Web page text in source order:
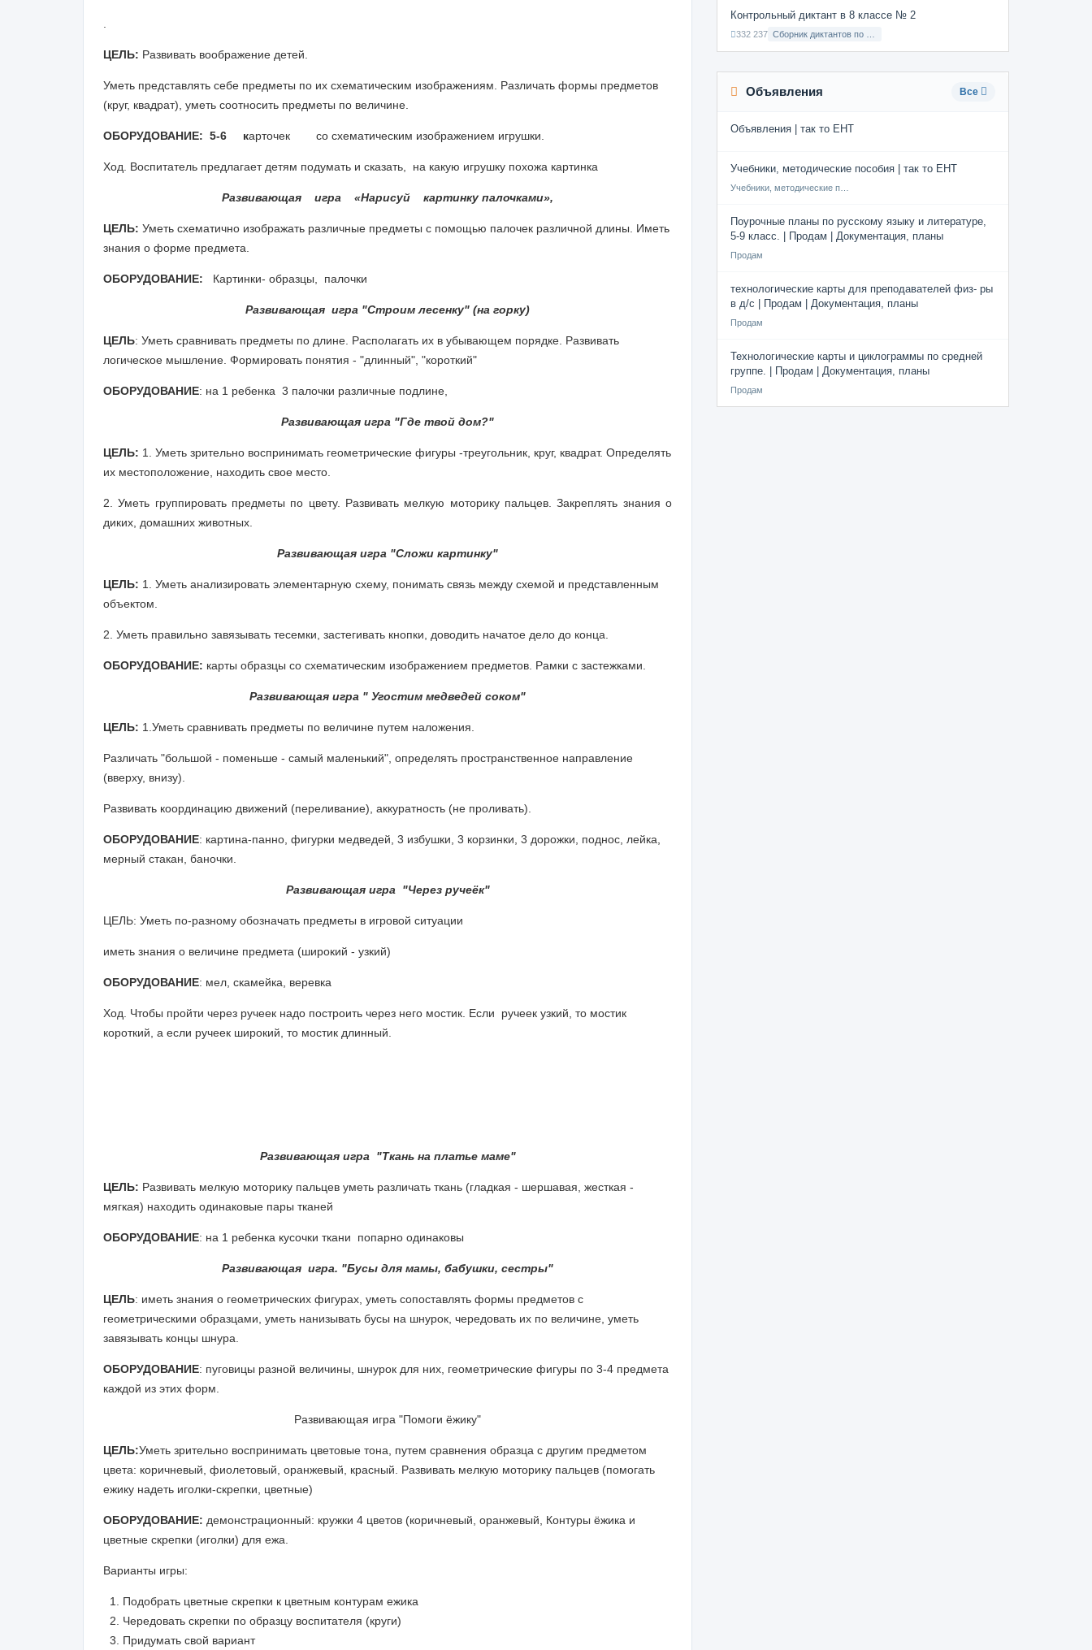
ЦЕЛЬ: Развивать воображение детей.
Уметь представлять себе предметы по их схематическим изображениям. Различать формы предметов
(круг, квадрат), уметь соотносить предметы по величине.
ОБОРУДОВАНИЕ: 5-6 карточек со схематическим изображением игрушки.
Ход. Воспитатель предлагает детям подумать и сказать, на какую игрушку похожа картинка
Развивающая игра «Нарисуй картинку палочками»,
ЦЕЛЬ: Уметь схематично изображать различные предметы с помощью палочек различной длины. Иметь
знания о форме предмета.
ОБОРУДОВАНИЕ: Картинки- образцы, палочки
Развивающая игра "Строим лесенку" (на горку)
ЦЕЛЬ: Уметь сравнивать предметы по длине. Располагать их в убывающем порядке. Развивать
логическое мышление. Формировать понятия - "длинный", "короткий"
ОБОРУДОВАНИЕ: на 1 ребенка 3 палочки различные подлине,
Развивающая игра "Где твой дом?"
ЦЕЛЬ: 1. Уметь зрительно воспринимать геометрические фигуры -треугольник, круг, квадрат. Определять
их местоположение, находить свое место.
2. Уметь группировать предметы по цвету. Развивать мелкую моторику пальцев. Закреплять знания о
диких, домашних животных.
Развивающая игра "Сложи картинку"
ЦЕЛЬ: 1. Уметь анализировать элементарную схему, понимать связь между схемой и представленным
объектом.
2. Уметь правильно завязывать тесемки, застегивать кнопки, доводить начатое дело до конца.
ОБОРУДОВАНИЕ: карты образцы со схематическим изображением предметов. Рамки с застежками.
Развивающая игра " Угостим медведей соком"
ЦЕЛЬ: 1.Уметь сравнивать предметы по величине путем наложения.
Различать "большой - поменьше - самый маленький", определять пространственное направление
(вверху, внизу).
Развивать координацию движений (переливание), аккуратность (не проливать).
ОБОРУДОВАНИЕ: картина-панно, фигурки медведей, 3 избушки, 3 корзинки, 3 дорожки, поднос, лейка,
мерный стакан, баночки.
Развивающая игра "Через ручеёк"
ЦЕЛЬ: Уметь по-разному обозначать предметы в игровой ситуации
иметь знания о величине предмета (широкий - узкий)
ОБОРУДОВАНИЕ: мел, скамейка, веревка
Ход. Чтобы пройти через ручеек надо построить через него мостик. Если ручеек узкий, то мостик
короткий, а если ручеек широкий, то мостик длинный.
Развивающая игра "Ткань на платье маме"
ЦЕЛЬ: Развивать мелкую моторику пальцев уметь различать ткань (гладкая - шершавая, жесткая -
мягкая) находить одинаковые пары тканей
ОБОРУДОВАНИЕ: на 1 ребенка кусочки ткани попарно одинаковы
Развивающая игра. "Бусы для мамы, бабушки, сестры"
ЦЕЛЬ: иметь знания о геометрических фигурах, уметь сопоставлять формы предметов с
геометрическими образцами, уметь нанизывать бусы на шнурок, чередовать их по величине, уметь
завязывать концы шнура.
ОБОРУДОВАНИЕ: пуговицы разной величины, шнурок для них, геометрические фигуры по 3-4 предмета
каждой из этих форм.
Развивающая игра "Помоги ёжику"
ЦЕЛЬ:Уметь зрительно воспринимать цветовые тона, путем сравнения образца с другим предметом
цвета: коричневый, фиолетовый, оранжевый, красный. Развивать мелкую моторику пальцев (помогать
ежику надеть иголки-скрепки, цветные)
ОБОРУДОВАНИЕ: демонстрационный: кружки 4 цветов (коричневый, оранжевый, Контуры ёжика и
цветные скрепки (иголки) для ежа.
Варианты игры:
Подобрать цветные скрепки к цветным контурам ежика
Чередовать скрепки по образцу воспитателя (круги)
Придумать свой вариант
Контрольный диктант в 8 классе № 2
332 237
Объявления Все
Объявления | так то ЕНТ
Учебники, методические пособия | так то ЕНТ
Поурочные планы по русскому языку и литературе,
5-9 класс. | Продам | Документация, планы
Продам
технологические карты для преподавателей физ- ры
в д/с | Продам | Документация, планы
Продам
Технологические карты и циклограммы по средней
группе. | Продам | Документация, планы
Продам